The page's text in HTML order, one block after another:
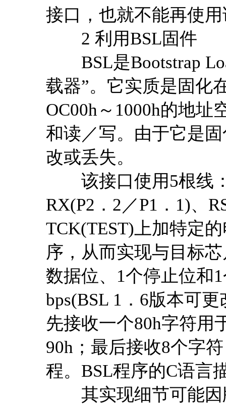
接口，也就不能再使
2 利用BSL固件
BSL是Bootstrap
载器”。它实质是固化
OC00h～1000h的地址
和读／写。由于它是
改或丢失。
该接口使用5根线：
RX(P2．2／P1．1)、
TCK(TEST)上加特定
序，从而实现与目标
数据位、1个停止位和
bps(BSL 1．6版本可
先接收一个80h字符用
90h；最后接收8个字
程。BSL程序的C语言
其实现细节可能因